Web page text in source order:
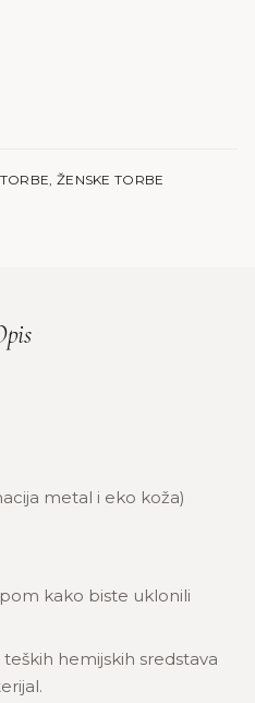
ŽENSKE TORBE
metal i eko koža)
kako biste uklonili
hemijskih sredstava